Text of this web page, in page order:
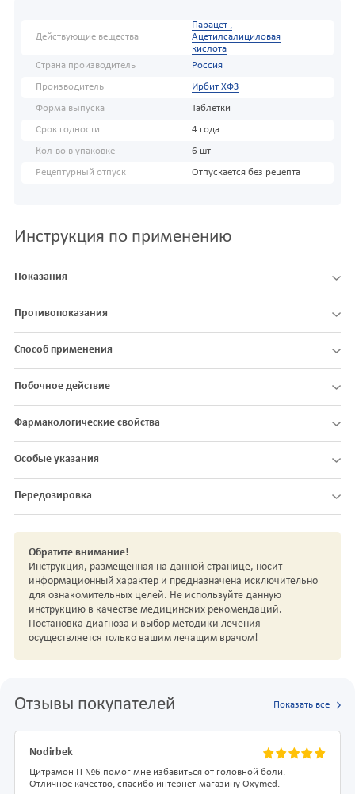
Действующие вещества
Парацет ,
Ацетилсалициловая
кислота
Страна производитель
Россия
Производитель Ирбит ХФЗ
Форма выпуска Таблетки
Срок годности 4 года
Кол-во в упаковке 6 шт
Рецептурный отпуск Отпускается без рецепта
Инструкция по применению
Показания
Противопоказания
Способ применения
Побочное действие
Фармакологические свойства
Особые указания
Передозировка
Обратите внимание!
Инструкция, размещенная на данной странице, носит
информационный характер и предназначена исключительно
для ознакомительных целей. Не используйте данную
инструкцию в качестве медицинских рекомендаций.
Постановка диагноза и выбор методики лечения
осуществляется только вашим лечащим врачом!
Отзывы покупателей Показать все
Nodirbek
Цитрамон П №6 помог мне избавиться от головной боли.
Отличное качество, спасибо интернет-магазину Oxymed.